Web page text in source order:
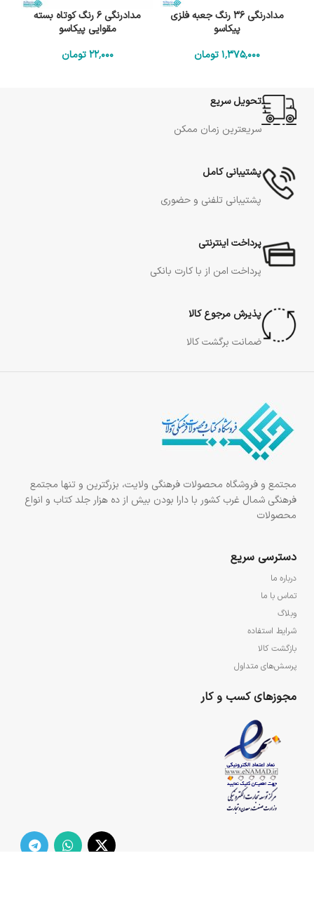
مدادرنگی 36 رنگ جعبه فلزی
پیکاسو
1٬375٬000 تومان
مدادرنگی 6 رنگ کوتاه بسته
مقوایی پیکاسو
22٬000 تومان
تحویل سریع
سریعترین زمان ممکن
پشتیبانی کامل
پشتیبانی تلفنی و حضوری
پرداخت اینترنتی
پرداخت امن از با کارت بانکی
پذیرش مرجوع کالا
ضمانت برگشت کالا
مجتمع و فروشگاه محصولات فرهنگی ولایت، بزرگترین و تنها مجتمع
فرهنگی شمال غرب کشور با دارا بودن بیش از ده هزار جلد کتاب و انواع
محصولات
دسترسی سریع
درباره ما
تماس با ما
وبلاگ
شرایط استفاده
بازگشت کالا
پرسش‌های متداول
مجوزهای کسب و کار